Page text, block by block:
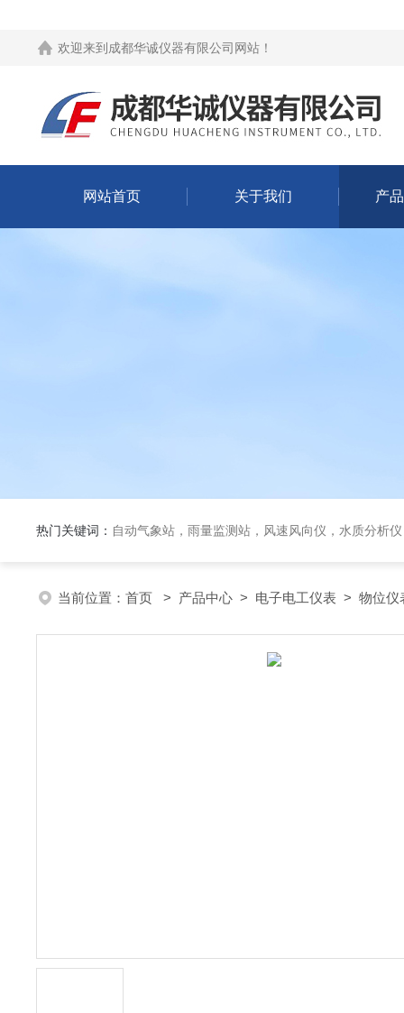
欢迎来到 成都华诚仪器有限公司网站 ！
网站首页 关于我们 产
热门关键词： 自动气象站，雨量监测站，风速风向仪，水质分析
当前位置： 首页 > 产品中心 > 电子电工仪表 > 物位仪